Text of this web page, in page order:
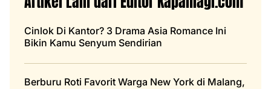
Cinlok Di Kantor? 3 Drama Asia Romance Ini
Bikin Kamu Senyum Sendirian
Berburu Roti Favorit Warga New York di Malang,